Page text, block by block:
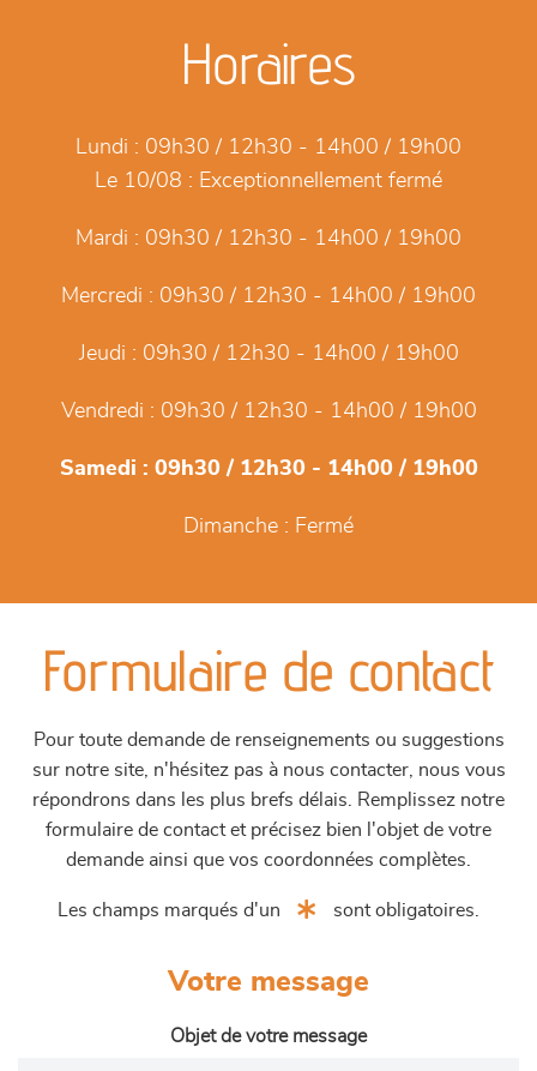
Horaires
Lundi : 09h30 / 12h30 - 14h00 / 19h00
Le 10/08 : Exceptionnellement fermé
Mardi : 09h30 / 12h30 - 14h00 / 19h00
Mercredi : 09h30 / 12h30 - 14h00 / 19h00
Jeudi : 09h30 / 12h30 - 14h00 / 19h00
Vendredi : 09h30 / 12h30 - 14h00 / 19h00
Samedi : 09h30 / 12h30 - 14h00 / 19h00
Dimanche : Fermé
Formulaire de contact
Pour toute demande de renseignements ou suggestions
sur notre site, n'hésitez pas à nous contacter, nous vous
répondrons dans les plus brefs délais. Remplissez notre
formulaire de contact et précisez bien l'objet de votre
demande ainsi que vos coordonnées complètes.
Les champs marqués d'un sont obligatoires.
Votre message
Objet de votre message